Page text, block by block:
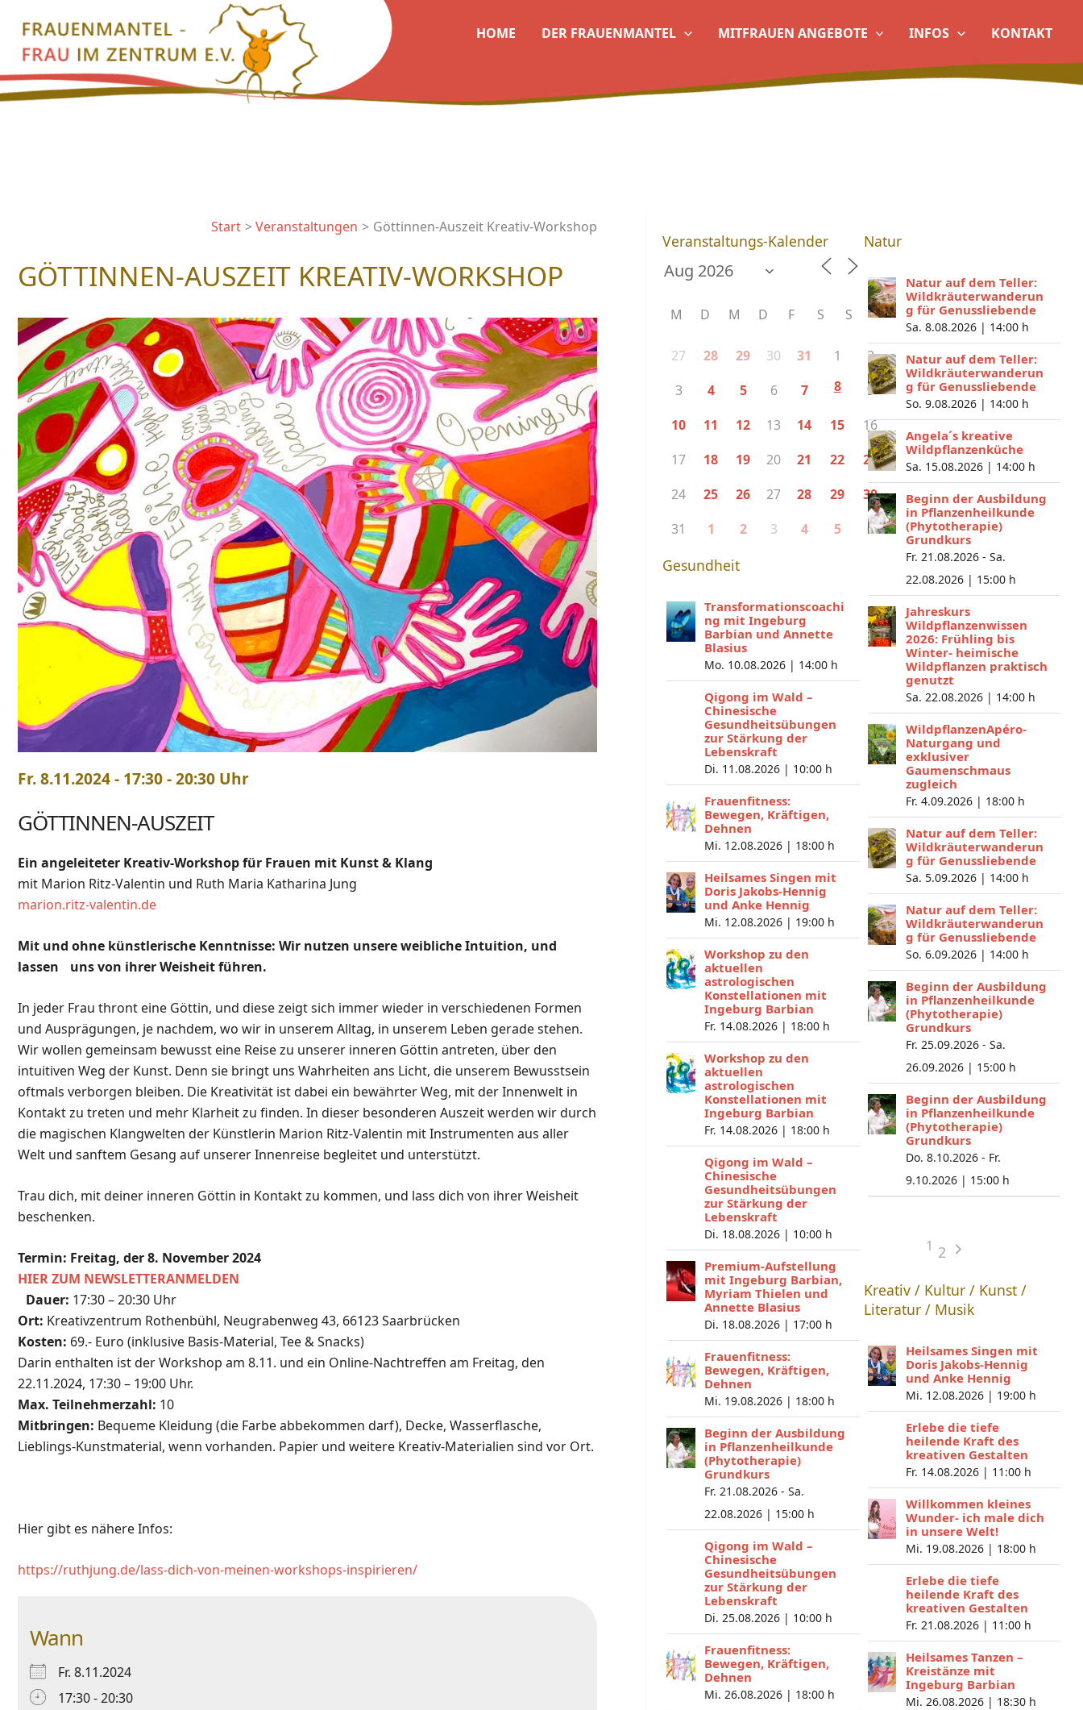
Inhalt
springen
HOME DER FRAUENMANTEL MITFRAUEN ANGEBOTE INFOS KONTAKT
Start Veranstaltungen Göttinnen-Auszeit Kreativ-Workshop
GÖTTINNEN-AUSZEIT KREATIV-WORKSHOP
Fr. 8.11.2024 - 17:30 - 20:30 Uhr
GÖTTINNEN-AUSZEIT
Ein angeleiteter Kreativ-Workshop für Frauen mit Kunst & Klang
mit Marion Ritz-Valentin und Ruth Maria Katharina Jung
marion.ritz-valentin.de
Mit und ohne künstlerische Kenntnisse: Wir nutzen unsere weibliche Intuition, und
lassen uns von ihrer Weisheit führen.
In jeder Frau thront eine Göttin, und diese zeigt sich immer wieder in verschiedenen Formen
und Ausprägungen, je nachdem, wo wir in unserem Alltag, in unserem Leben gerade stehen.
Wir wollen gemeinsam bewusst eine Reise zu unserer inneren Göttin antreten, über den
intuitiven Weg der Kunst. Denn sie bringt uns Wahrheiten ans Licht, die unserem Bewusstsein
oftmals verborgen bleiben. Die Kreativität ist dabei ein bewährter Weg, mit der Innenwelt in
Kontakt zu treten und mehr Klarheit zu finden. In dieser besonderen Auszeit werden wir durch
die magischen Klangwelten der Künstlerin Marion Ritz-Valentin mit Instrumenten aus aller
Welt und sanftem Gesang auf unserer Innenreise begleitet und unterstützt.
Trau dich, mit deiner inneren Göttin in Kontakt zu kommen, und lass dich von ihrer Weisheit
beschenken.
Termin: Freitag, der 8. November 2024
HIER ZUM NEWSLETTERANMELDEN
Dauer: 17:30 – 20:30 Uhr
Ort: Kreativzentrum Rothenbühl, Neugrabenweg 43, 66123 Saarbrücken
Kosten: 69.- Euro (inklusive Basis-Material, Tee & Snacks)
Darin enthalten ist der Workshop am 8.11. und ein Online-Nachtreffen am Freitag, den
22.11.2024, 17:30 – 19:00 Uhr.
Max. Teilnehmerzahl: 10
Mitbringen: Bequeme Kleidung (die Farbe abbekommen darf), Decke, Wasserflasche,
Lieblings-Kunstmaterial, wenn vorhanden. Papier und weitere Kreativ-Materialien sind vor Ort.
Hier gibt es nähere Infos:
https://ruthjung.de/lass-dich-von-meinen-workshops-inspirieren/
Wann
Fr. 8.11.2024
17:30 - 20:30
Veranstaltungs-Kalender
M D M D F S S
27 28 29 30 31 1
2
3
4 5 6 7 8
9
10
11 12 13 14 15
16
17
18 19 20 21 22
23
24
25 26 27 28 29
30
31
1 2 3 4 5 6
Gesundheit
Transformationscoachi
ng mit Ingeburg
Barbian und Annette
Blasius
Mo. 10.08.2026 | 14:00 h
Qigong im Wald –
Chinesische
Gesundheitsübungen
zur Stärkung der
Lebenskraft
Di. 11.08.2026 | 10:00 h
Frauenfitness:
Bewegen, Kräftigen,
Dehnen
Mi. 12.08.2026 | 18:00 h
Heilsames Singen mit
Doris Jakobs-Hennig
und Anke Hennig
Mi. 12.08.2026 | 19:00 h
Workshop zu den
aktuellen
astrologischen
Konstellationen mit
Ingeburg Barbian
Fr. 14.08.2026 | 18:00 h
Workshop zu den
aktuellen
astrologischen
Konstellationen mit
Ingeburg Barbian
Fr. 14.08.2026 | 18:00 h
Qigong im Wald –
Chinesische
Gesundheitsübungen
zur Stärkung der
Lebenskraft
Di. 18.08.2026 | 10:00 h
Premium-Aufstellung
mit Ingeburg Barbian,
Myriam Thielen und
Annette Blasius
Di. 18.08.2026 | 17:00 h
Frauenfitness:
Bewegen, Kräftigen,
Dehnen
Mi. 19.08.2026 | 18:00 h
Beginn der Ausbildung
in Pflanzenheilkunde
(Phytotherapie)
Grundkurs
Fr. 21.08.2026 - Sa.
22.08.2026 | 15:00 h
Qigong im Wald –
Chinesische
Gesundheitsübungen
zur Stärkung der
Lebenskraft
Di. 25.08.2026 | 10:00 h
Frauenfitness:
Bewegen, Kräftigen,
Dehnen
Mi. 26.08.2026 | 18:00 h
Natur
Natur auf dem Teller:
Wildkräuterwanderun
g für Genussliebende
Sa. 8.08.2026 | 14:00 h
Natur auf dem Teller:
Wildkräuterwanderun
g für Genussliebende
So. 9.08.2026 | 14:00 h
Angela´s kreative
Wildpflanzenküche
Sa. 15.08.2026 | 14:00 h
Beginn der Ausbildung
in Pflanzenheilkunde
(Phytotherapie)
Grundkurs
Fr. 21.08.2026 - Sa.
22.08.2026 | 15:00 h
Jahreskurs
Wildpflanzenwissen
2026: Frühling bis
Winter- heimische
Wildpflanzen praktisch
genutzt
Sa. 22.08.2026 | 14:00 h
WildpflanzenApéro-
Naturgang und
exklusiver
Gaumenschmaus
zugleich
Fr. 4.09.2026 | 18:00 h
Natur auf dem Teller:
Wildkräuterwanderun
g für Genussliebende
Sa. 5.09.2026 | 14:00 h
Natur auf dem Teller:
Wildkräuterwanderun
g für Genussliebende
So. 6.09.2026 | 14:00 h
Beginn der Ausbildung
in Pflanzenheilkunde
(Phytotherapie)
Grundkurs
Fr. 25.09.2026 - Sa.
26.09.2026 | 15:00 h
Beginn der Ausbildung
in Pflanzenheilkunde
(Phytotherapie)
Grundkurs
Do. 8.10.2026 - Fr.
9.10.2026 | 15:00 h
1 2
Kreativ / Kultur / Kunst /
Literatur / Musik
Heilsames Singen mit
Doris Jakobs-Hennig
und Anke Hennig
Mi. 12.08.2026 | 19:00 h
Erlebe die tiefe
heilende Kraft des
kreativen Gestalten
Fr. 14.08.2026 | 11:00 h
Willkommen kleines
Wunder- ich male dich
in unsere Welt!
Mi. 19.08.2026 | 18:00 h
Erlebe die tiefe
heilende Kraft des
kreativen Gestalten
Fr. 21.08.2026 | 11:00 h
Heilsames Tanzen –
Kreistänze mit
Ingeburg Barbian
Mi. 26.08.2026 | 18:30 h